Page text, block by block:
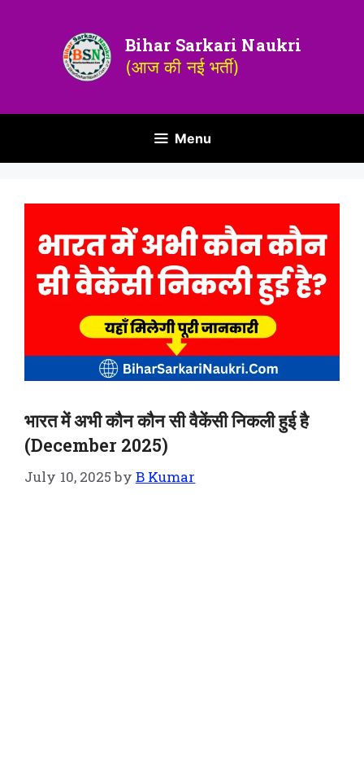
Bihar Sarkari Naukri
(आज की नई भर्ती)
Menu
भारत में अभी कौन कौन सी वैकेंसी निकली हुई है
(December 2025)
July 10, 2025 by B Kumar